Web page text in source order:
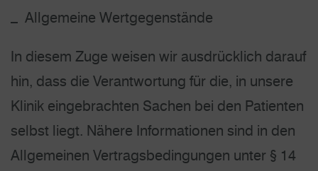
Allgemeine Wertgegenstände
In diesem Zuge weisen wir ausdrücklich darauf
hin, dass die Verantwortung für die, in unsere
Klinik eingebrachten Sachen bei den Patienten
selbst liegt. Nähere Informationen sind in den
Allgemeinen Vertragsbedingungen unter § 14